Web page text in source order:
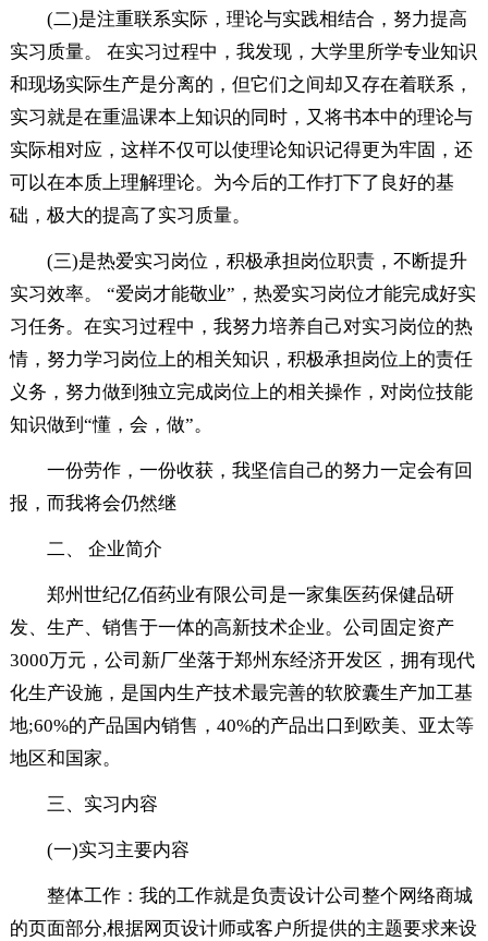
(二)是注重联系实际，理论与实践相结合，努力提高
实习质量。 在实习过程中，我发现，大学里所学专业知识
和现场实际生产是分离的，但它们之间却又存在着联系，
实习就是在重温课本上知识的同时，又将书本中的理论与
实际相对应，这样不仅可以使理论知识记得更为牢固，还
可以在本质上理解理论。为今后的工作打下了良好的基
础，极大的提高了实习质量。
(三)是热爱实习岗位，积极承担岗位职责，不断提升
实习效率。 “爱岗才能敬业”，热爱实习岗位才能完成好实
习任务。在实习过程中，我努力培养自己对实习岗位的热
情，努力学习岗位上的相关知识，积极承担岗位上的责任
义务，努力做到独立完成岗位上的相关操作，对岗位技能
知识做到“懂，会，做”。
一份劳作，一份收获，我坚信自己的努力一定会有回
报，而我将会仍然继
二、 企业简介
郑州世纪亿佰药业有限公司是一家集医药保健品研
发、生产、销售于一体的高新技术企业。公司固定资产
3000万元，公司新厂坐落于郑州东经济开发区，拥有现代
化生产设施，是国内生产技术最完善的软胶囊生产加工基
地;60%的产品国内销售，40%的产品出口到欧美、亚太等
地区和国家。
三、实习内容
(一)实习主要内容
整体工作：我的工作就是负责设计公司整个网络商城
的页面部分,根据网页设计师或客户所提供的主题要求来设